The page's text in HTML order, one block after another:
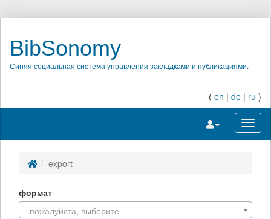
BibSonomy
Синяя социальная система управления закладками и публикациями.
( en | de | ru )
Переключить
export
формат
- пожалуйста, выберите -